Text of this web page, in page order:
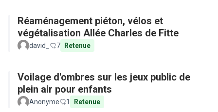
Réaménagement piéton, vélos et
végétalisation Allée Charles de Fitte
david_ 7 Retenue
Voilage d'ombres sur les jeux public de
plein air pour enfants
Anonyme 1 Retenue